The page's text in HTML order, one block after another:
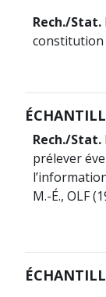
Rech./Stat.
constitution
Rech./Stat.
prélever
M.-É., OLF